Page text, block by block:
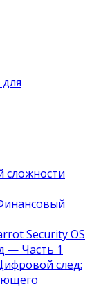
сложности
Security OS
— Часть 1
след: